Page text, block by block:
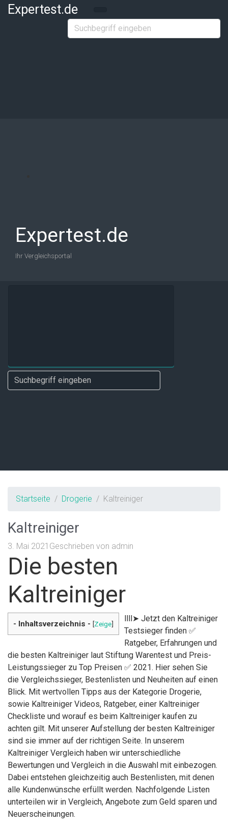
Zum Hauptinhalt springen
Expertest.de
Expertest.de
Ihr Vergleichsportal
Startseite Drogerie Kaltreiniger
Kaltreiniger
3. Mai 2021 Geschrieben von admin
Die besten
Kaltreiniger
- Inhaltsverzeichnis - [Zeige]
llll➤ Jetzt den Kaltreiniger
Testsieger finden ✅
Ratgeber, Erfahrungen und
die besten Kaltreiniger laut Stiftung Warentest und Preis-
Leistungssieger zu Top Preisen ✅ 2021. Hier sehen Sie
die Vergleichssieger, Bestenlisten und Neuheiten auf einen
Blick. Mit wertvollen Tipps aus der Kategorie Drogerie,
sowie Kaltreiniger Videos, Ratgeber, einer Kaltreiniger
Checkliste und worauf es beim Kaltreiniger kaufen zu
achten gilt. Mit unserer Aufstellung der besten Kaltreiniger
sind sie immer auf der richtigen Seite. In unserem
Kaltreiniger Vergleich haben wir unterschiedliche
Bewertungen und Vergleich in die Auswahl mit einbezogen.
Dabei entstehen gleichzeitig auch Bestenlisten, mit denen
alle Kundenwünsche erfüllt werden. Nachfolgende Listen
unterteilen wir in Vergleich, Angebote zum Geld sparen und
Neuerscheinungen.